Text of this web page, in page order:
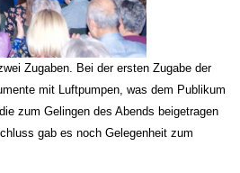
Zugaben. Bei der ersten Zugabe der
mit Luftpumpen, was dem Publikum
zum Gelingen des Abends beigetragen
gab es noch Gelegenheit zum